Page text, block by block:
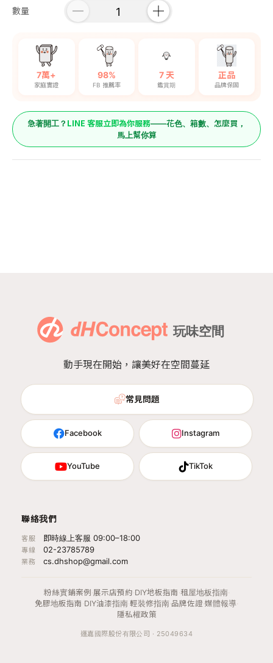
數量
7萬+
家庭實證
98%
FB 推薦率
7 天
鑑賞期
正品
品牌保固
急著開工？ LINE 客服立即為你服務——花色、箱數、怎麼買，
馬上幫你算
動手現在開始，讓美好在空間蔓延
常見問題
Facebook Instagram
YouTube TikTok
聯絡我們
客服 即時線上客服 09:00–18:00
專線 02-23785789
業務 cs.dhshop@gmail.com
粉絲實鋪案例 ·展示店預約·DIY地板指南 ·租屋地板指南·
免膠地板指南 ·DIY油漆指南·輕裝修指南·品牌佐證·媒體報導·
隱私權政策
運嘉國際股份有限公司 · 25049634